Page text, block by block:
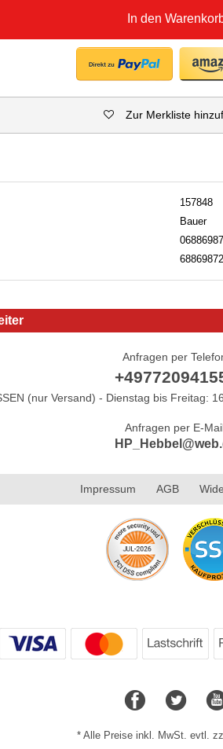
In den
Zur Merkliste
157848
Bauer
Anfragen per
(nur Versand) - Dienstag bis Freitag:
Anfragen per E-
Impressum AGB
* Alle Preise inkl. MwSt. evtl.